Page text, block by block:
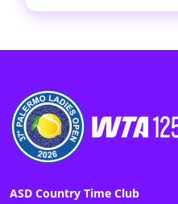
ASD Country Time Club